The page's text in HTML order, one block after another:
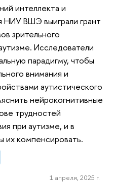
интеллекта и
НИУ ВШЭ выиграли грант
зрительного
Исследователи
парадигму, чтобы
внимания и
аутистического
нейрокогнитивные
трудностей
при аутизме, и в
их компенсировать.
1 апреля, 2025 г.